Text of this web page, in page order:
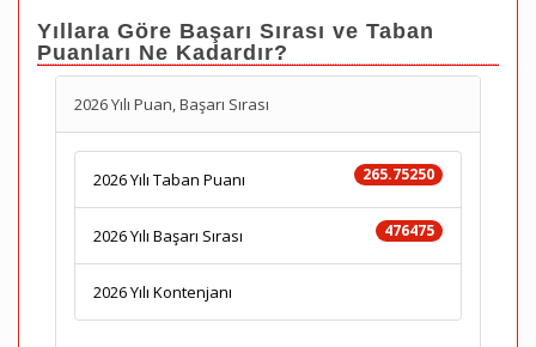
Yıllara Göre Başarı Sırası ve Taban
Puanları Ne Kadardır?
2026 Yılı Puan, Başarı Sırası
265.75250
2026 Yılı Taban Puanı
476475
2026 Yılı Başarı Sırası
2026 Yılı Kontenjanı